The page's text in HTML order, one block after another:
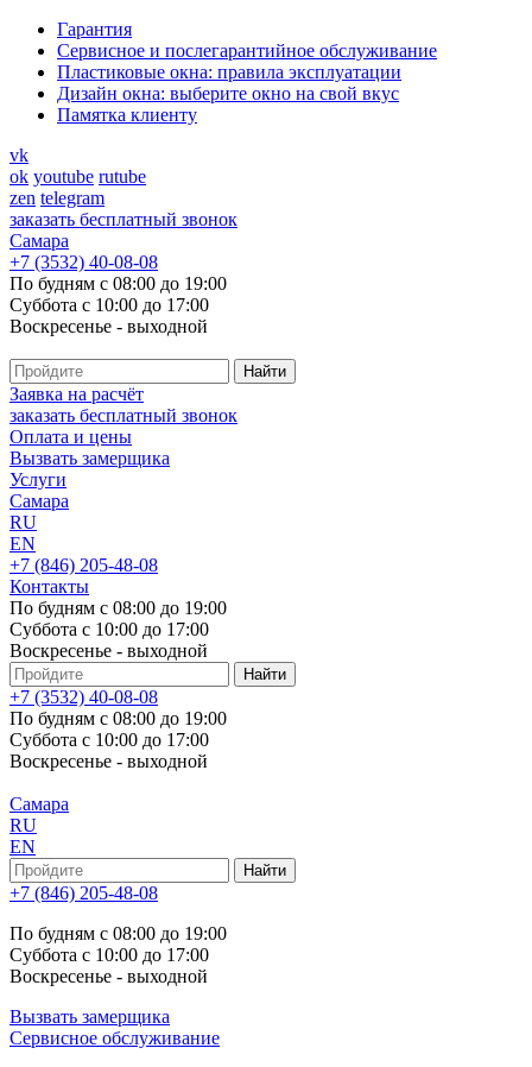
Гарантия
Cервисное и послегарантийное обслуживание
Пластиковые окна: правила эксплуатации
Дизайн окна: выберите окно на свой вкус
Памятка клиенту
vk
ok youtube rutube
zen telegram
заказать бесплатный звонок
Самара
+7 (3532) 40-08-08
По будням с 08:00 до 19:00
Суббота с 10:00 до 17:00
Воскресенье - выходной
Заявка на расчёт
заказать бесплатный звонок
Оплата и цены
Вызвать замерщика
Услуги
Самара
RU
EN
+7 (846) 205-48-08
Контакты
По будням с 08:00 до 19:00
Суббота с 10:00 до 17:00
Воскресенье - выходной
+7 (3532) 40-08-08
По будням с 08:00 до 19:00
Суббота с 10:00 до 17:00
Воскресенье - выходной
Самара
RU
EN
+7 (846) 205-48-08
По будням с 08:00 до 19:00
Суббота с 10:00 до 17:00
Воскресенье - выходной
Вызвать замерщика
Сервисное обслуживание